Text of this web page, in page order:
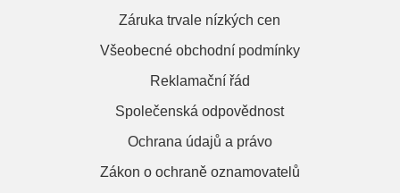
Záruka trvale nízkých cen
Všeobecné obchodní podmínky
Reklamační řád
Společenská odpovědnost
Ochrana údajů a právo
Zákon o ochraně oznamovatelů